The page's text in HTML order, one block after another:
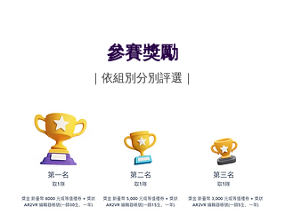
​參賽獎勵
｜依組別分別評選｜